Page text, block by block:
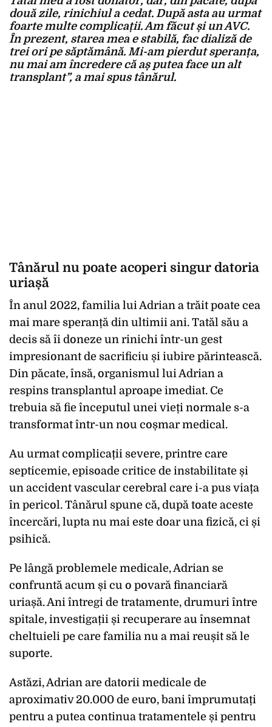
două zile, rinichiul a cedat. După asta au urmat
foarte multe complicații. Am făcut și un AVC.
În prezent, starea mea e stabilă, fac dializă de
trei ori pe săptămână. Mi-am pierdut speranța,
nu mai am încredere că aș putea face un alt
transplant”, a mai spus tânărul.
Tânărul nu poate acoperi singur datoria
uriașă
În anul 2022, familia lui Adrian a trăit poate cea
mai mare speranță din ultimii ani. Tatăl său a
decis să îi doneze un rinichi într-un gest
impresionant de sacrificiu și iubire părintească.
Din păcate, însă, organismul lui Adrian a
respins transplantul aproape imediat. Ce
trebuia să fie începutul unei vieți normale s-a
transformat într-un nou coșmar medical.
Au urmat complicații severe, printre care
septicemie, episoade critice de instabilitate și
un accident vascular cerebral care i-a pus viața
în pericol. Tânărul spune că, după toate aceste
încercări, lupta nu mai este doar una fizică, ci și
psihică.
Pe lângă problemele medicale, Adrian se
confruntă acum și cu o povară financiară
uriașă. Ani întregi de tratamente, drumuri între
spitale, investigații și recuperare au însemnat
cheltuieli pe care familia nu a mai reușit să le
suporte.
Astăzi, Adrian are datorii medicale de
aproximativ 20.000 de euro, bani împrumutați
pentru a putea continua tratamentele și pentru